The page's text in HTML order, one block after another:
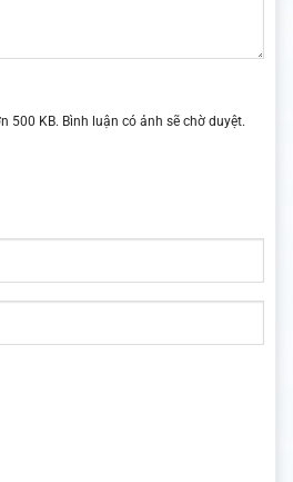
500 KB. Bình luận có ảnh sẽ chờ duyệt.